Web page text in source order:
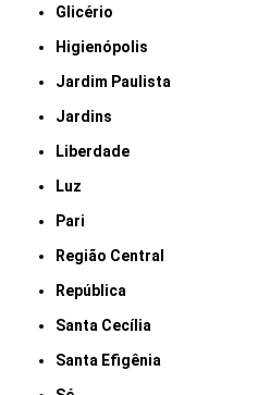
Glicério
Higienópolis
Jardim Paulista
Jardins
Liberdade
Luz
Pari
Região Central
República
Santa Cecília
Santa Efigênia